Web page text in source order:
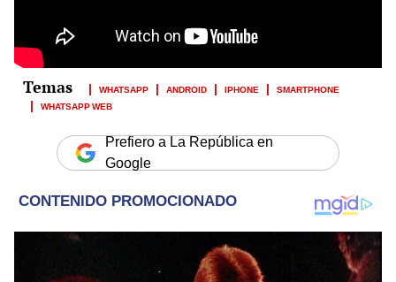
WHATSAPP ANDROID IPHONE
SMARTPHONE
WHATSAPP WEB
Prefiero a La República en
Google